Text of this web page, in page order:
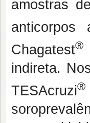
amostras
anticorpos
Chagatest®
indireta.
TESAcruzi®